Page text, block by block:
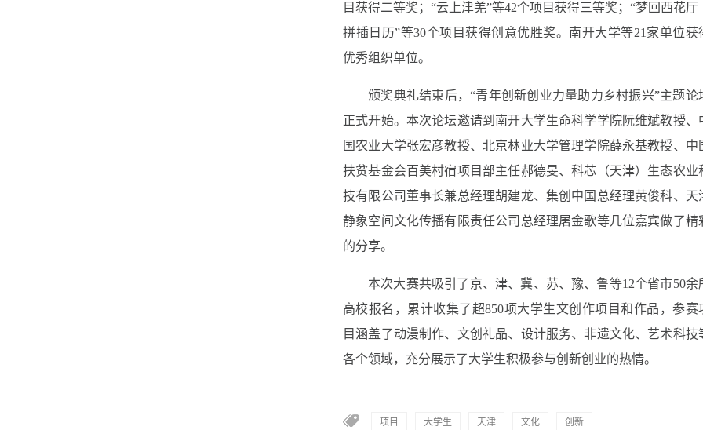
目获得二等奖；“云上津羌”等42个项目获得三等奖；“梦回西花
拼插日历”等30个项目获得创意优胜奖。南开大学等21家单位获
优秀组织单位。
颁奖典礼结束后，“青年创新创业力量助力乡村振兴”主题论
正式开始。本次论坛邀请到南开大学生命科学学院阮维斌教授、
国农业大学张宏彦教授、北京林业大学管理学院薛永基教授、中
扶贫基金会百美村宿项目部主任郝德旻、科芯（天津）生态农业
技有限公司董事长兼总经理胡建龙、集创中国总经理黄俊科、天
静象空间文化传播有限责任公司总经理屠金歌等几位嘉宾做了精
的分享。
本次大赛共吸引了京、津、冀、苏、豫、鲁等12个省市50余
高校报名，累计收集了超850项大学生文创作项目和作品，参赛
目涵盖了动漫制作、文创礼品、设计服务、非遗文化、艺术科技
各个领域，充分展示了大学生积极参与创新创业的热情。
项目 大学生 天津 文化 创新